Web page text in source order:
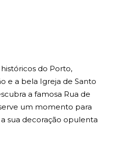
do Porto,
e a bela Igreja de Santo
a famosa Rua de
um momento para
sua decoração opulenta